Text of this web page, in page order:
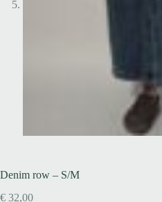
Denim row – S/M
€ 32,00